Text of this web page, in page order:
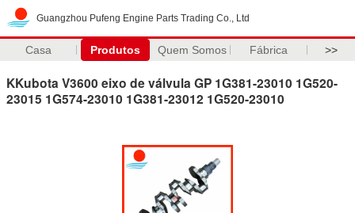
Guangzhou Pufeng Engine Parts Trading Co., Ltd
Casa Produtos Quem Somos Fábrica >>
KKubota V3600 eixo de válvula GP 1G381-23010 1G520-
23015 1G574-23010 1G381-23012 1G520-23010